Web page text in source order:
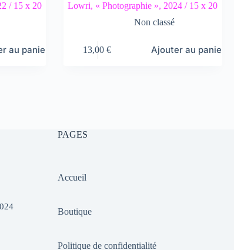
/ 15 x 20
au panier
Lowri, « Photographie », 2024 / 15 x 20
Non classé
13,00€ Ajouter au panier
PAGES
Accueil
Boutique
Politique de confidentialité